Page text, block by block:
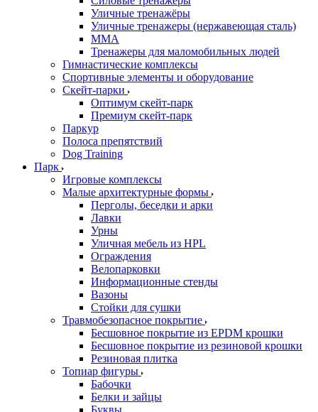
Уличные тренажёры
Уличные тренажеры (нержавеющая сталь)
ММА
Тренажеры для маломобильных людей
Гимнастические комплексы
Спортивные элементы и оборудование
Скейт-парки
Оптимум скейт-парк
Премиум скейт-парк
Паркур
Полоса препятствий
Dog Training
Парк
Игровые комплексы
Малые архитектурные формы
Перголы, беседки и арки
Лавки
Урны
Уличная мебель из HPL
Ограждения
Велопарковки
Информационные стенды
Вазоны
Стойки для сушки
Травмобезопасное покрытие
Бесшовное покрытие из EPDM крошки
Бесшовное покрытие из резиновой крошки
Резиновая плитка
Топиар фигуры
Бабочки
Белки и зайцы
Буквы